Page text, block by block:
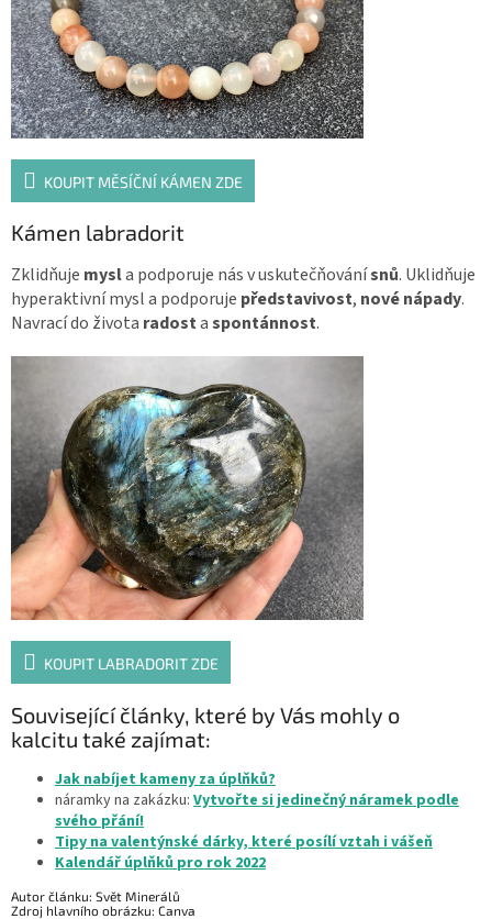
KOUPIT MĚSÍČNÍ KÁMEN ZDE
Kámen labradorit
Zklidňuje mysla podporuje nás v uskutečňovánísnů. Uklidňuje
hyperaktivní mysl a podporuje představivost, nové nápady.
Navrací do života radostaspontánnost.
KOUPIT LABRADORIT ZDE
Související články, které by Vás mohly o
kalcitu také zajímat:
Jak nabíjet kameny za úplňků?
náramky na zakázku: Vytvořte si jedinečný náramek podle
svého přání!
Tipy na valentýnské dárky, které posílí vztah i vášeň
Kalendář úplňků pro rok 2022
Autor článku: Svět Minerálů
Zdroj hlavního obrázku: Canva